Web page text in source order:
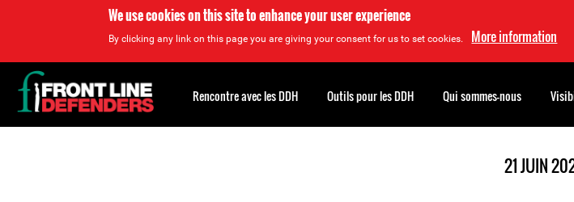
We use cookies on this site to enhance your user experience
By clicking any link on this page you are giving your consent for us to set cookies. More information
21 JUIN
Back
to
top
Rencontre avec les DDH Outils pour les DDH Qui sommes-nous